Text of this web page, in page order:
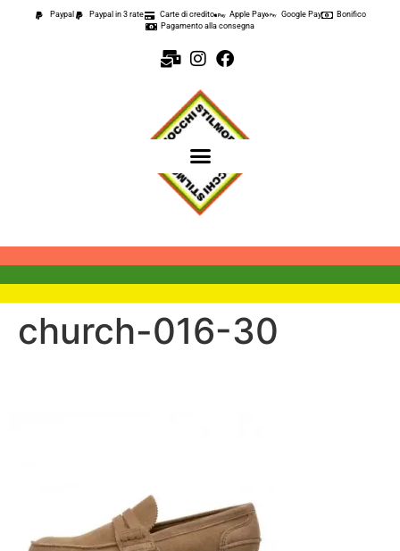
contenuto
Paypal Paypal in 3 rate Carte di credito Apple Pay Google Pay
Bonifico
Pagamento alla consegna
church-016-30